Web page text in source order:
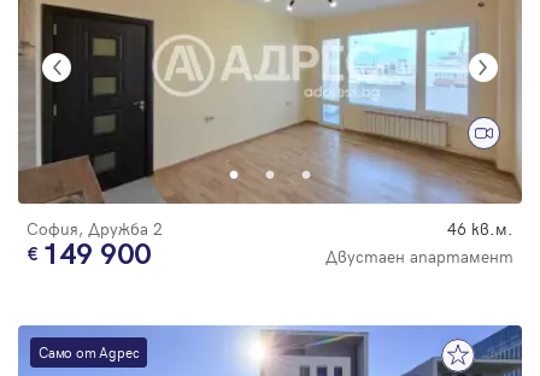
София, Дружба 2 46 кв.м.
149 900 Двустаен апартамент
Само от Адрес